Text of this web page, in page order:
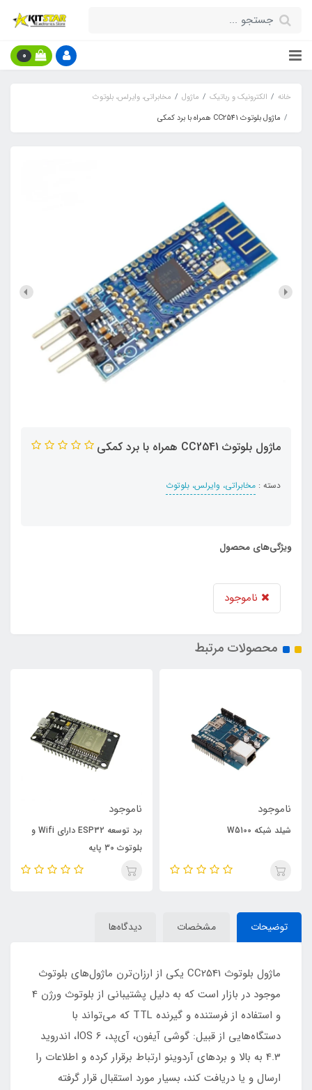
0
خانه الکترونیک و رباتیک ماژول
مخابراتی، وایرلس، بلوتوث
ماژول بلوتوث CC2541 همراه با برد کمکی
ماژول بلوتوث CC2541 همراه با برد کمکی
دسته : مخابراتی، وایرلس، بلوتوث
ویژگی‌های محصول
ناموجود
محصولات مرتبط
ناموجود
شیلد شبکه W5100
ناموجود
برد توسعه ESP32 دارای Wifi و
بلوتوث 30 پایه
توضیحات مشخصات دیدگاه‌ها
ماژول بلوتوث CC2541 یکی از ارزان‌ترن ماژول‌های بلوتوث
موجود در بازار است که به دلیل پشتیبانی از بلوتوث ورژن 4
و استفاده از فرستنده و گیرنده TTL که می‌تواند با
دستگاه‌هایی از قبیل: گوشی آیفون، آی‌پد، IOS 6، اندروید
4.3 به بالا و برد‌های آردوینو ارتباط برقرار کرده و اطلاعات را
ارسال و یا دریافت کند، بسیار مورد استقبال قرار گرفته